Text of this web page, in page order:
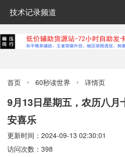
技术记录频道
首页  60秒读世界  详情页
9月13日星期五，农历八月
安喜乐
更新时间：2024-09-13 02:30:01
访问次数：398